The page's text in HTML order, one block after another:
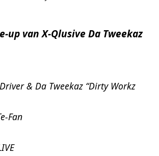
up van X-Qlusive Da Tweekaz
& Da Tweekaz “Dirty Workz
Fan